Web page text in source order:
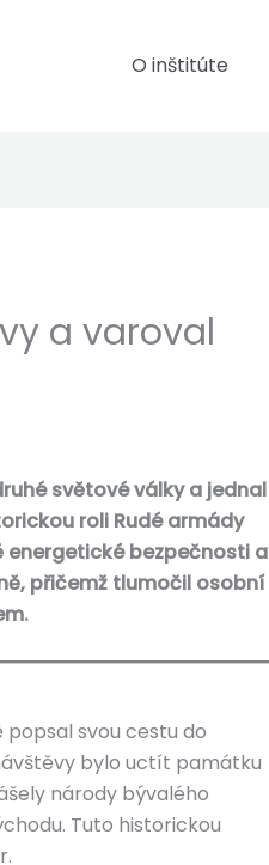
O inštitúte
a varoval
světové války a jednal
roli Rudé armády
energetické bezpečnosti a
přičemž tlumočil osobní
svou cestu do
bylo uctít památku
národy bývalého
Tuto historickou